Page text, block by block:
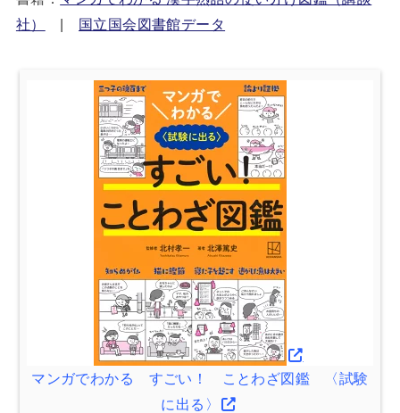
社）
| 国立国会図書館データ
マンガでわかる すごい！ ことわざ図鑑 〈試験
に出る〉